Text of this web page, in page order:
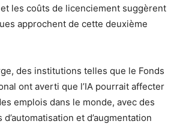
les coûts de licenciement suggèrent
approchent de cette deuxième
des institutions telles que le Fonds
ont averti que l’IA pourrait affecter
emplois dans le monde, avec des
et d’augmentation